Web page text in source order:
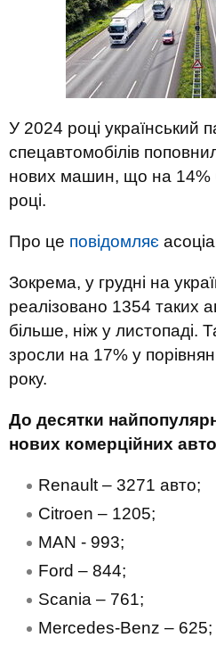
У 2024 році український
спецавтомобілів
нових машин, що на 14%
році.
Про це повідомляє
Зокрема, у грудні на
реалізовано 1354 таких
більше, ніж у листопаді.
зросли на 17% у
року.
До десятки
нових комерційних
Renault – 3271 авто;
Citroen – 1205;
MAN - 993;
Ford – 844;
Scania – 761;
Mercedes-Benz – 625;